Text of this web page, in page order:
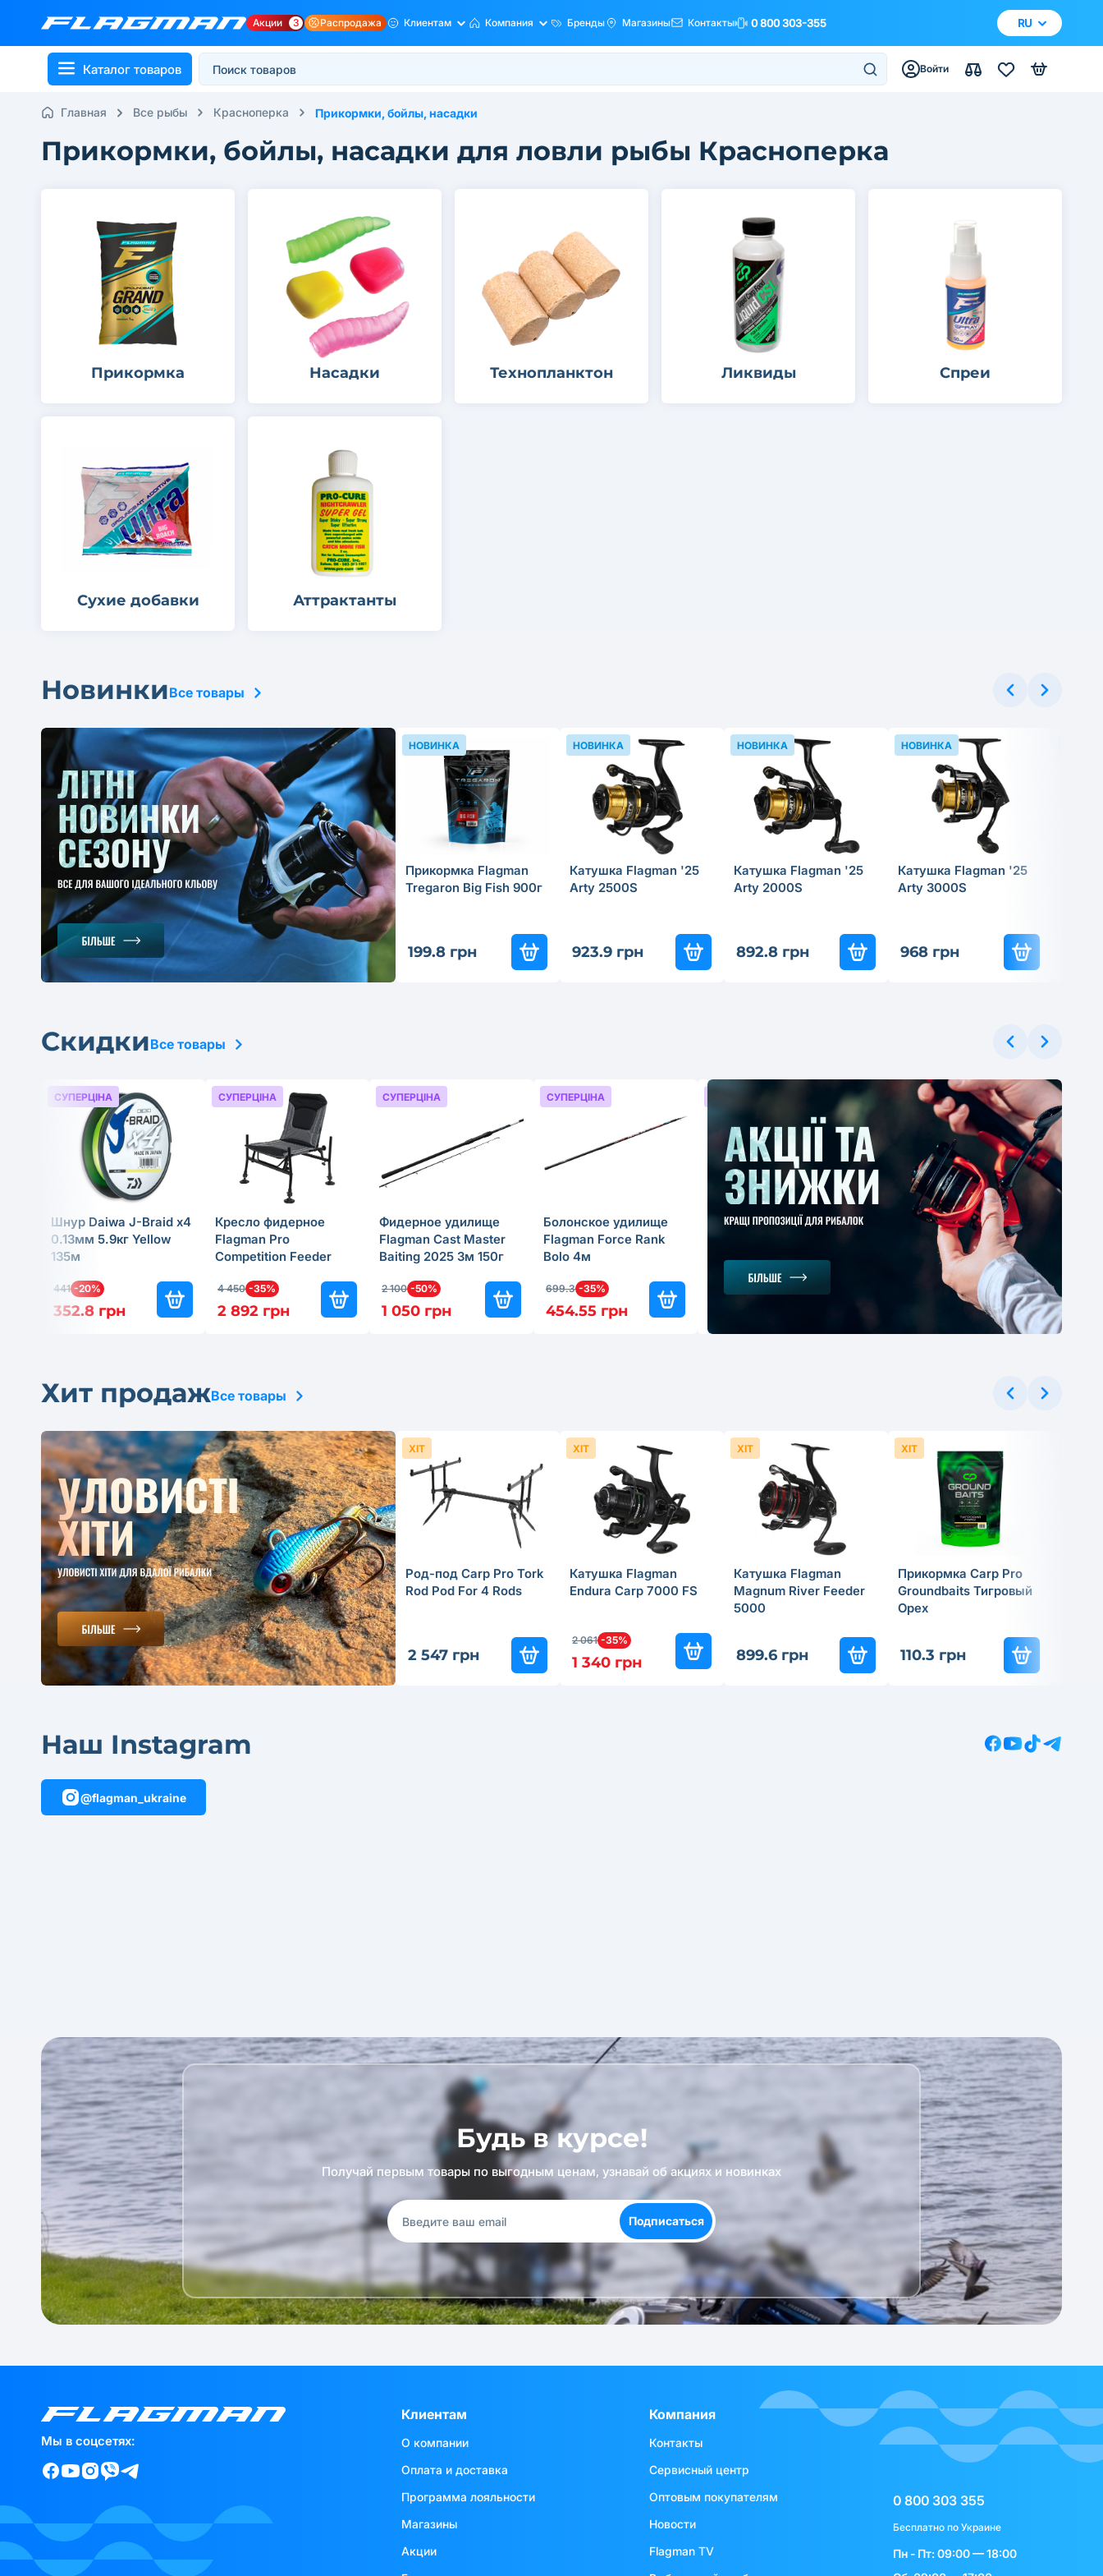
Акции 3 Распродажа Клиентам Компания Бренды Магазины Контакты 0 800 303-355 RU
Каталог товаров Войти
Главная Все рыбы Красноперка Прикормки, бойлы, насадки
Прикормки, бойлы, насадки для ловли рыбы Красноперка
Прикормка Насадки Технопланктон Ликвиды Спреи
Сухие добавки Аттрактанты
НовинкиВсе товары
Прикормка Flagman
Tregaron Big Fish 900г
199.8 грн
НОВИНКА
Катушка Flagman '25
Arty 2500S
923.9 грн
НОВИНКА
Катушка Flagman '25
Arty 2000S
892.8 грн
НОВИНКА
Катушка Flagman '25
Arty 3000S
968 грн
НОВИНКА
СкидкиВсе товары
Болонское удилище
Flagman Magnum Mod
Bolo 4м
СУПЕРЦІНА
Болонское удилище
Flagman Force Rank
Bolo 4м
699.3 -35%
454.55 грн
СУПЕРЦІНА
Фидерное удилище
Flagman Cast Master
Baiting 2025 3м 150г
2 100 -50%
1 050 грн
СУПЕРЦІНА
Кресло фидерное
Flagman Pro
Competition Feeder
4 450 -35%
2 892 грн
СУПЕРЦІНА
Шнур Daiwa J-Braid x4
0.13мм 5.9кг Yellow
135м
441 -20%
352.8 грн
СУПЕРЦІНА
Хит продажВсе товары
Род-под Carp Pro Tork
Rod Pod For 4 Rods
2 547 грн
ХІТ
Катушка Flagman
Endura Carp 7000 FS
2 061 -35%
1 340 грн
ХІТ
Катушка Flagman
Magnum River Feeder
5000
899.6 грн
ХІТ
Прикормка Carp Pro
Groundbaits Тигровый
Орех
110.3 грн
ХІТ
Наш Instagram
@flagman_ukraine
Будь в курсе!
Получай первым товары по выгодным ценам, узнавай об акциях и новинках
Подписаться
Мы в соцсетях:
Клиентам
О компании
Оплата и доставка
Программа лояльности
Магазины
Акции
Компания
Контакты
Сервисный центр
Оптовым покупателям
Новости
Flagman TV
0 800 303 355
Бесплатно по Украине
Пн - Пт: 09:00 — 18:00